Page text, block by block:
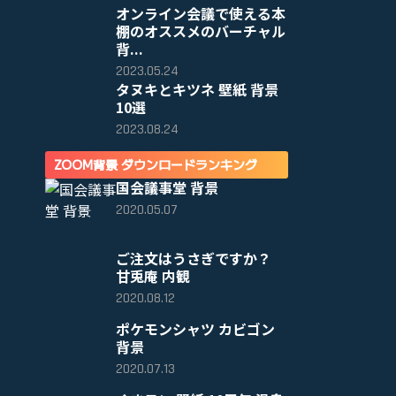
オンライン会議で使える本
棚のオススメのバーチャル
背...
2023.05.24
タヌキとキツネ 壁紙 背景
10選
2023.08.24
ZOOM背景 ダウンロードランキング
国会議事堂 背景
2020.05.07
ご注文はうさぎですか？
甘兎庵 内観
2020.08.12
ポケモンシャツ カビゴン
背景
2020.07.13